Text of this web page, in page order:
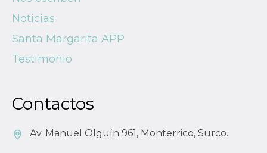
Noticias
Santa Margarita APP
Testimonio
Contactos
Av. Manuel Olguín 961, Monterrico, Surco.